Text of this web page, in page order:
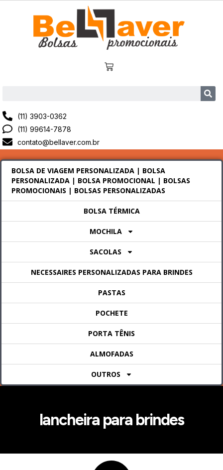
(11) 3903-0362
(11) 99614-7878
contato@bellaver.com.br
BOLSA DE VIAGEM PERSONALIZADA | BOLSA
PERSONALIZADA | BOLSA PROMOCIONAL | BOLSAS
PROMOCIONAIS | BOLSAS PERSONALIZADAS
BOLSA TÉRMICA
MOCHILA
SACOLAS
NECESSAIRES PERSONALIZADAS PARA BRINDES
PASTAS
POCHETE
PORTA TÊNIS
ALMOFADAS
OUTROS
lancheira para brindes